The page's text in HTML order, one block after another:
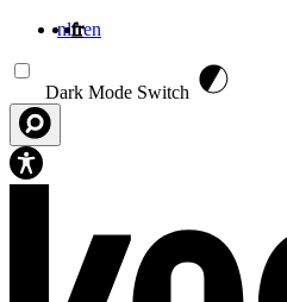
nlfren
Dark Mode Switch